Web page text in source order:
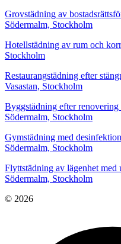
Grovstädning av
Södermalm, Stockholm
Hotellstädning av rum och
Stockholm
Restaurangstädning efter
Vasastan, Stockholm
Byggstädning efter
Södermalm, Stockholm
Gymstädning med
Södermalm, Stockholm
Flyttstädning av lägenhet
Södermalm, Stockholm
© 2026